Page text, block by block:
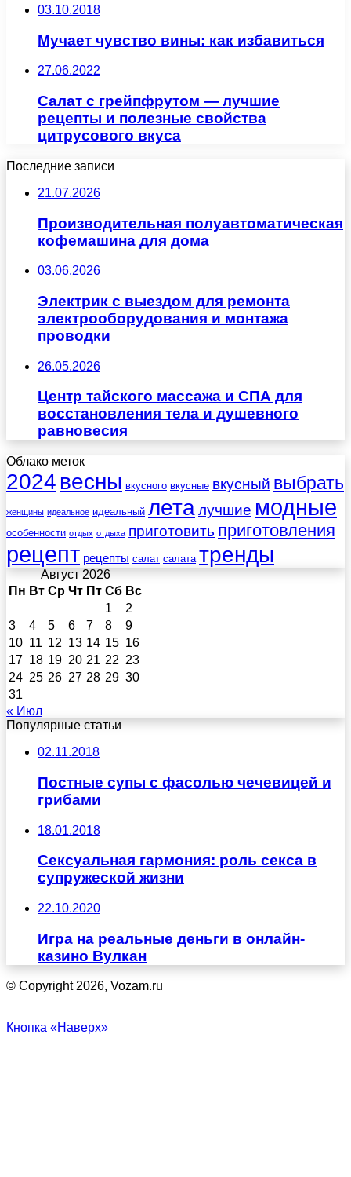
03.10.2018
Мучает чувство вины: как избавиться
27.06.2022
Салат с грейпфрутом — лучшие
рецепты и полезные свойства
цитрусового вкуса
Последние записи
21.07.2026
Производительная полуавтоматическая
кофемашина для дома
03.06.2026
Электрик с выездом для ремонта
электрооборудования и монтажа
проводки
26.05.2026
Центр тайского массажа и СПА для
восстановления тела и душевного
равновесия
Облако меток
2024 весны вкусного вкусные вкусный выбрать
женщины идеальное идеальный леталучшие модные
особенности отдых отдыха приготовить приготовления
рецепт рецепты салат салата тренды
Август 2026
Пн Вт Ср Чт Пт Сб Вс
1
2
3
4 5 6 7 8
9
10 11 12 13 14 15 16
17 18 19 20 21 22 23
24 25 26 27 28 29 30
31
« Июл
Популярные статьи
02.11.2018
Постные супы с фасолью чечевицей и
грибами
18.01.2018
Сексуальная гармония: роль секса в
супружеской жизни
22.10.2020
Игра на реальные деньги в онлайн-
казино Вулкан
© Copyright 2026, Vozam.ru
Кнопка «Наверх»